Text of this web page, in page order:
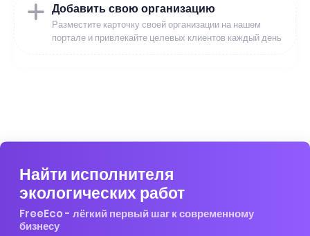
Добавить свою организацию
Разместите карточку своей организации на нашем
портале и привлекайте целевых клиентов каждый день
Найти исполнителя
экологических работ
FreeEco - лёгкий первый шаг к современному
бизнесу